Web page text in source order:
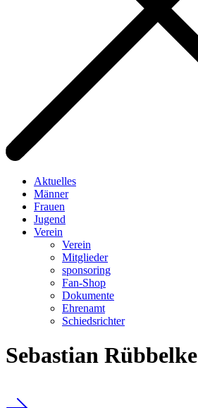
Aktuelles
Männer
Frauen
Jugend
Verein
Verein
Mitglieder
sponsoring
Fan-Shop
Dokumente
Ehrenamt
Schiedsrichter
Sebastian Rübbelke